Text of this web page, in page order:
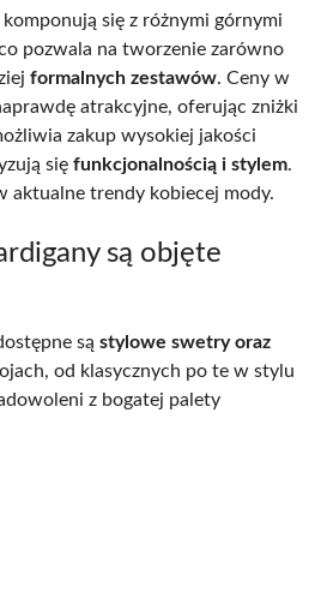
się z różnymi górnymi
pozwala na tworzenie zarówno
formalnych zestawów. Ceny w
atrakcyjne, oferując zniżki
zakup wysokiej jakości
się funkcjonalnością i stylem.
aktualne trendy kobiecej mody.
są objęte
są stylowe swetry oraz
od klasycznych po te w stylu
z bogatej palety